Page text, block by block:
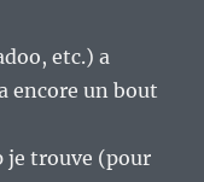
etc.) a
encore un bout
je trouve (pour